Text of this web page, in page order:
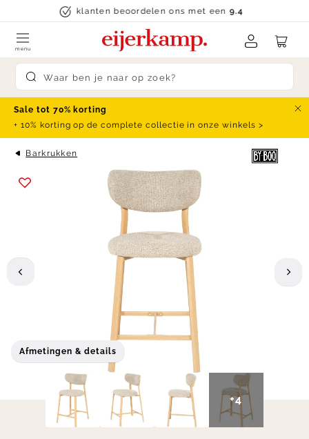
Skip to contentklanten beoordelen ons met een9.4
Submit search
menu
Sale tot 70% korting
+ 10% korting op de complete collectie in onze winkels >
Barkrukken
Afmetingen & details
+4